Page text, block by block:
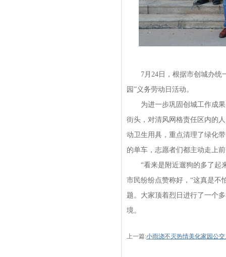
7月24日，根据市创城办统一
园”义务劳动日活动。
为进一步巩固创城工作成果
街头，对清风网格责任区内的
动卫生用具，重点清理了绿化
的单车，志愿者们都主动走上
“看来是附近遛狗的多了起来
市民纷纷点赞称好，“这真是不
题。大家顶着烈日进行了一个
境。
上一篇:小雨浇不灭热情美化家园公